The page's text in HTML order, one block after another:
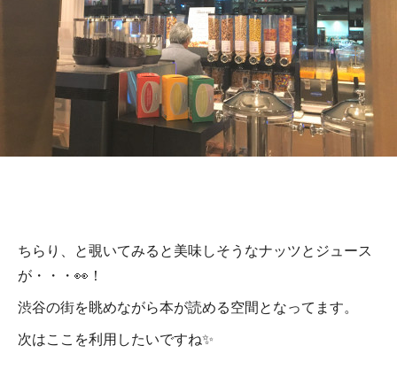
ちらり、と覗いてみると美味しそうなナッツとジュース
が・・・👀！
渋谷の街を眺めながら本が読める空間となってます。
次はここを利用したいですね✨